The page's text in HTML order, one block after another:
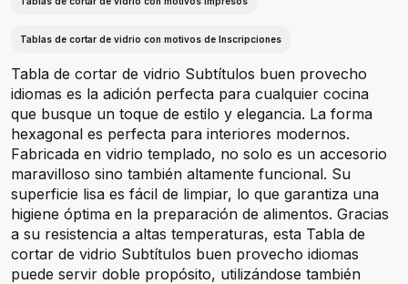
Tablas de cortar de vidrio con motivos de Inscripciones
Tabla de cortar de vidrio Subtítulos buen provecho
idiomas es la adición perfecta para cualquier cocina
que busque un toque de estilo y elegancia. La forma
hexagonal es perfecta para interiores modernos.
Fabricada en vidrio templado, no solo es un accesorio
maravilloso sino también altamente funcional. Su
superficie lisa es fácil de limpiar, lo que garantiza una
higiene óptima en la preparación de alimentos. Gracias
a su resistencia a altas temperaturas, esta Tabla de
cortar de vidrio Subtítulos buen provecho idiomas
puede servir doble propósito, utilizándose también